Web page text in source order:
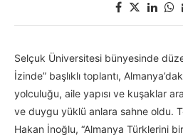
Selçuk Üniversitesi bünyesinde
İzinde” başlıklı toplantı,
yolculuğu, aile yapısı ve kuşaklar
ve duygu yüklü anlara sahne oldu.
Hakan İnoğlu, “Almanya Türklerini